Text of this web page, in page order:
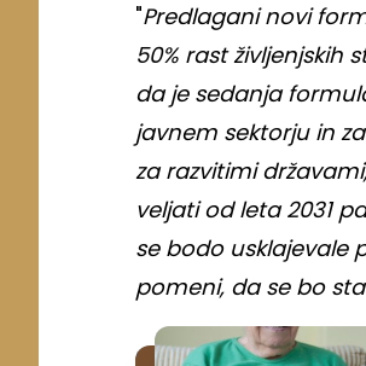
"Predlagani novi
50% rast življenjskih
da je sedanja
javnem sektorju in
za razvitimi
veljati od leta 2031
se bodo usklajevale
pomeni, da se bo